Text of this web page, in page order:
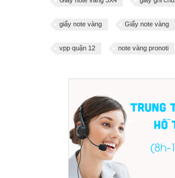
giấy note vàng Giấy note vàng
vpp quận 12 note vàng pronoti